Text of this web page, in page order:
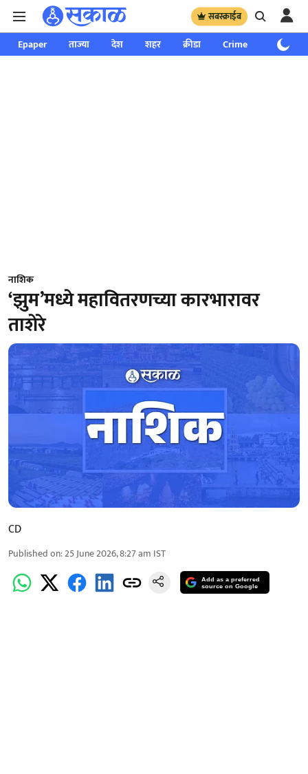
सबस्क्राईब
Epaper ताज्या देश शहर क्रीडा Crime साप्ताहिक
नाशिक
‘झुम’मध्ये महावितरणच्या कारभारावर
ताशेरे
CD
Published on:25 June 2026, 8:27 am IST
Add as a preferred
source on Google